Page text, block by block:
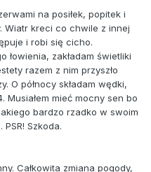
na posiłek, popitek i
Wiatr kreci co chwile z innej
i robi się cicho.
łowienia, zakładam świetliki
razem z nim przyszło
O północy składam wędki,
Musiałem mieć mocny sen bo
bardzo rzadko w swoim
Szkoda.
Całkowita zmiana pogody,